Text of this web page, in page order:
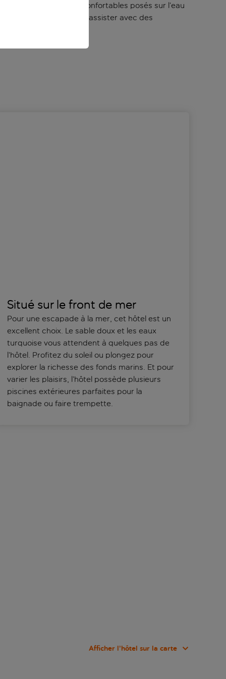
deux places confortables posés sur l’eau
fitness, et peut vous assister avec des
Situé sur le front de mer
Pour une escapade à la mer, cet hôtel est un
excellent choix. Le sable doux et les eaux
turquoise vous attendent à quelques pas de
l’hôtel. Profitez du soleil ou plongez pour
explorer la richesse des fonds marins. Et pour
varier les plaisirs, l’hôtel possède plusieurs
piscines extérieures parfaites pour la
baignade ou faire trempette.
Afficher l’hôtel sur la carte